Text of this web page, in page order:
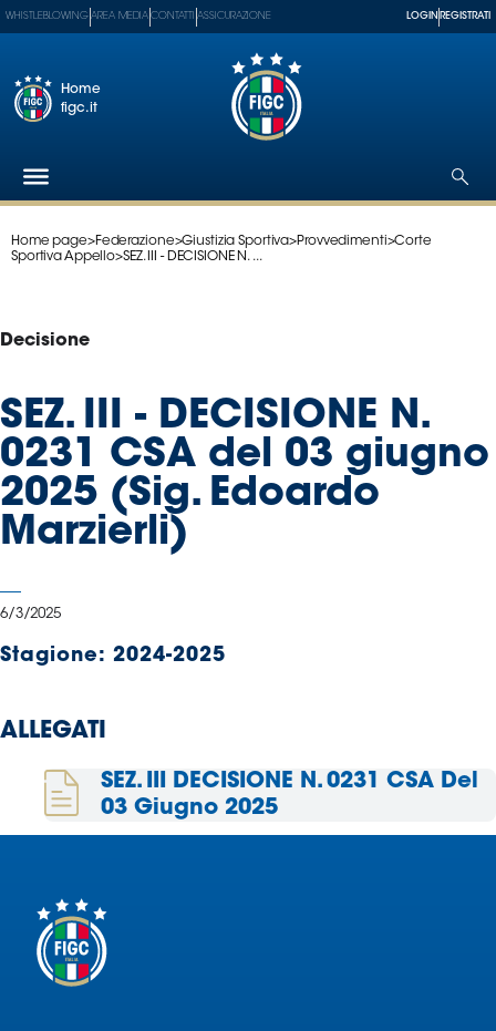
Federazione
Tecnici
Paralimpico
Serie
A
Women
Serie
B
del
Calcio
partner
nazionali
Assicurazione
Whistleblowing
WHISTLEBLOWING AREA MEDIA CONTATTI ASSICURAZIONE LOGIN REGISTRATI
Home
figc.it
Home page>Federazione>Giustizia Sportiva>Provvedimenti>Corte
Sportiva Appello>SEZ. III - DECISIONE N. ...
Decisione
SEZ. III - DECISIONE N.
0231 CSA del 03 giugno
2025 (Sig. Edoardo
Marzierli)
6/3/2025
Stagione: 2024-2025
ALLEGATI
SEZ. III DECISIONE N. 0231 CSA Del
03 Giugno 2025